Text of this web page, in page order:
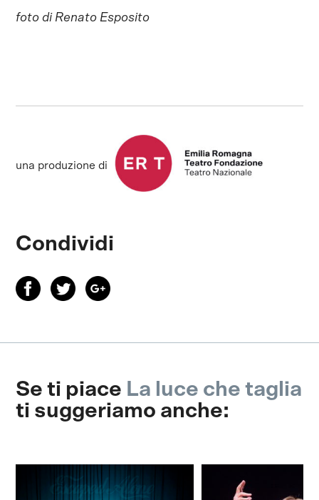
foto di Renato Esposito
una produzione di
Condividi
Se ti piace La luce che taglia
ti suggeriamo anche: